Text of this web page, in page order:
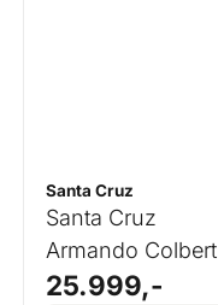
Santa Cruz
Santa Cruz
Armando Colbert
Brothers Saddle
25.999,-